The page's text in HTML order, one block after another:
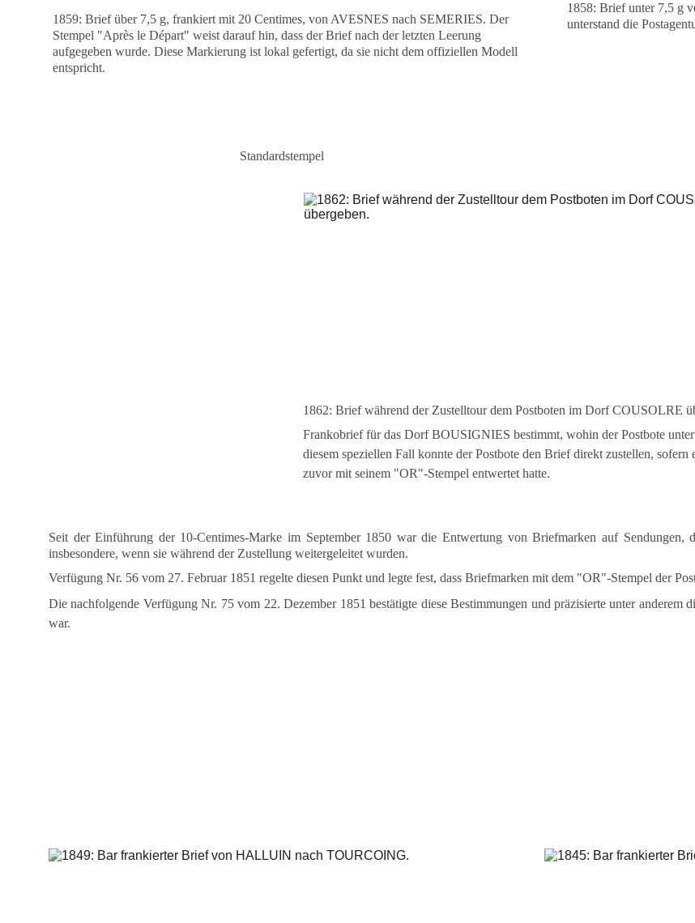
1859: Brief über 7,5 g, frankiert mit 20 Centimes, von AVESNES nach SEMERIES. Der
Stempel "Après le Départ" weist darauf hin, dass der Brief nach der letzten Leerung
aufgegeben wurde. Diese Markierung ist lokal gefertigt, da sie nicht dem offiziellen Modell
entspricht.
Standardstempel
1858: Brief unter 7,5 g
unterstand die
1862: Brief während der Zustelltour dem Postboten im Dorf COUSOLRE
Frankobrief für das Dorf BOUSIGNIES bestimmt, wohin der Postbote
diesem speziellen Fall konnte der Postbote den Brief direkt zustellen, sofern
zuvor mit seinem "OR"-Stempel entwertet hatte.
Seit der Einführung der 10-Centimes-Marke im September 1850 war die Entwertung von Briefmarken auf Sendungen,
insbesondere, wenn sie während der Zustellung weitergeleitet wurden.
Verfügung Nr. 56 vom 27. Februar 1851 regelte diesen Punkt und legte fest, dass Briefmarken mit dem "OR"-Stempel der
Die nachfolgende Verfügung Nr. 75 vom 22. Dezember 1851 bestätigte diese Bestimmungen und präzisierte unter
war.